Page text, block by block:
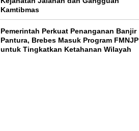
Kamtibmas
Pemerintah Perkuat Penanganan Banjir
Pantura, Brebes Masuk Program FMNJP
untuk Tingkatkan Ketahanan Wilayah